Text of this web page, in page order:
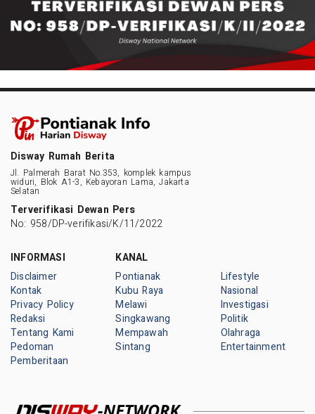
Disway Rumah Berita
Jl. Palmerah Barat No.353, komplek kampus
widuri, Blok A1-3, Kebayoran Lama, Jakarta
Selatan
Terverifikasi Dewan Pers
No: 958/DP-verifikasi/K/11/2022
INFORMASI
Disclaimer
Kontak
Privacy Policy
Redaksi
Tentang Kami
Pedoman
Pemberitaan
KANAL
Pontianak
Kubu Raya
Melawi
Singkawang
Mempawah
Sintang
Lifestyle
Nasional
Investigasi
Politik
Olahraga
Entertainment